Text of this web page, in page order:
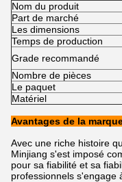
Nom du produit
Part de marché
Les dimensions
Temps de production
Grade recommandé
Nombre de pièces
Le paquet
Matériel
Avantages de la
Avec une riche histoire
Minjiang s'est imposé
pour sa fiabilité et sa
professionnels s'engage